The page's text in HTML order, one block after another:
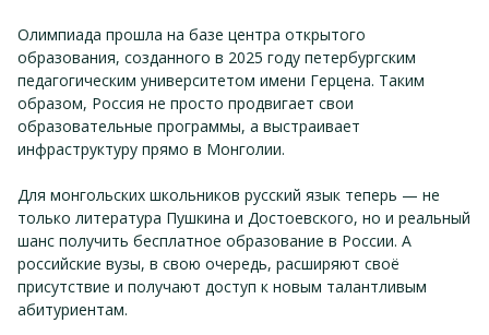
Олимпиада прошла на базе центра открытого
образования, созданного в 2025 году петербургским
педагогическим университетом имени Герцена. Таким
образом, Россия не просто продвигает свои
образовательные программы, а выстраивает
инфраструктуру прямо в Монголии.
Для монгольских школьников русский язык теперь — не
только литература Пушкина и Достоевского, но и реальный
шанс получить бесплатное образование в России. А
российские вузы, в свою очередь, расширяют своё
присутствие и получают доступ к новым талантливым
абитуриентам.